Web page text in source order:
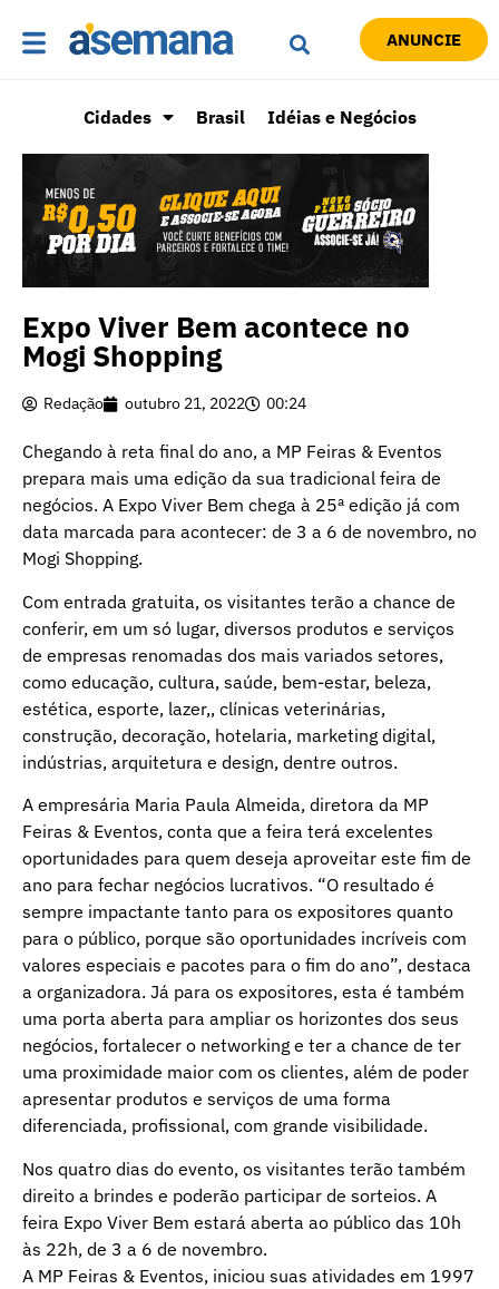
ANUNCIE
Cidades Brasil Idéias e Negócios
Expo Viver Bem acontece no
Mogi Shopping
Redação outubro 21, 2022 00:24
Chegando à reta final do ano, a MP Feiras & Eventos
prepara mais uma edição da sua tradicional feira de
negócios. A Expo Viver Bem chega à 25ª edição já com
data marcada para acontecer: de 3 a 6 de novembro, no
Mogi Shopping.
Com entrada gratuita, os visitantes terão a chance de
conferir, em um só lugar, diversos produtos e serviços
de empresas renomadas dos mais variados setores,
como educação, cultura, saúde, bem-estar, beleza,
estética, esporte, lazer,, clínicas veterinárias,
construção, decoração, hotelaria, marketing digital,
indústrias, arquitetura e design, dentre outros.
A empresária Maria Paula Almeida, diretora da MP
Feiras & Eventos, conta que a feira terá excelentes
oportunidades para quem deseja aproveitar este fim de
ano para fechar negócios lucrativos. “O resultado é
sempre impactante tanto para os expositores quanto
para o público, porque são oportunidades incríveis com
valores especiais e pacotes para o fim do ano”, destaca
a organizadora. Já para os expositores, esta é também
uma porta aberta para ampliar os horizontes dos seus
negócios, fortalecer o networking e ter a chance de ter
uma proximidade maior com os clientes, além de poder
apresentar produtos e serviços de uma forma
diferenciada, profissional, com grande visibilidade.
Nos quatro dias do evento, os visitantes terão também
direito a brindes e poderão participar de sorteios. A
feira Expo Viver Bem estará aberta ao público das 10h
às 22h, de 3 a 6 de novembro.
A MP Feiras & Eventos, iniciou suas atividades em 1997